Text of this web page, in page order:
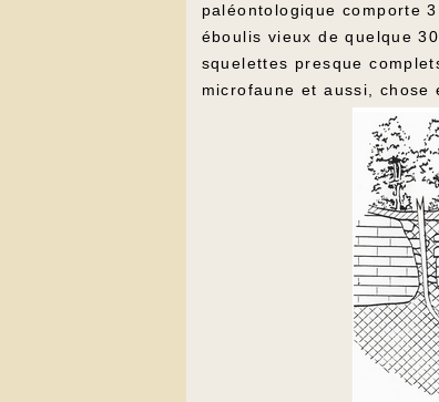
paléontologique comporte
éboulis vieux de quelque
squelettes presque
microfaune et aussi, chose